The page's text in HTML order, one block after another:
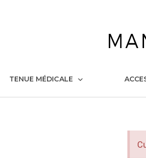
TENUE MÉDICALE